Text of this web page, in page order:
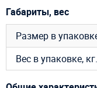
Габариты, вес
Размер в
Вес в упаковке, кг.